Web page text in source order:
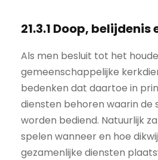
21.3.1 Doop,
Als men besluit tot het
gemeenschappelijke
bedenken dat daartoe in
diensten behoren waarin de
worden bediend. Natuurlijk
spelen wanneer en hoe
gezamenlijke diensten